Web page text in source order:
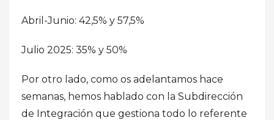
Abril-Junio: 42,5% y 57,5%
Julio 2025: 35% y 50%
Por otro lado, como os adelantamos hace
semanas, hemos hablado con la Subdirección
de Integración que gestiona todo lo referente